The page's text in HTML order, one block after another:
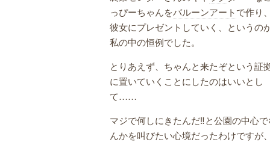
っぴーちゃんをバルーンアートで作り
彼女にプレゼントしていく、というの
私の中の恒例でした。
とりあえず、ちゃんと来たぞという証
に置いていくことにしたのはいいとし
て……
マジで何しにきたんだ‼️と公園の中心
んかを叫びたい心境だったわけですが